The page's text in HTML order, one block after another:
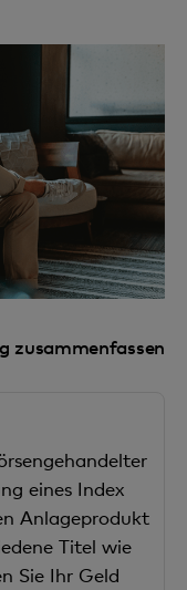
zusammenfassen
eines Index
Anlageprodukt
Titel wie
Sie Ihr Geld